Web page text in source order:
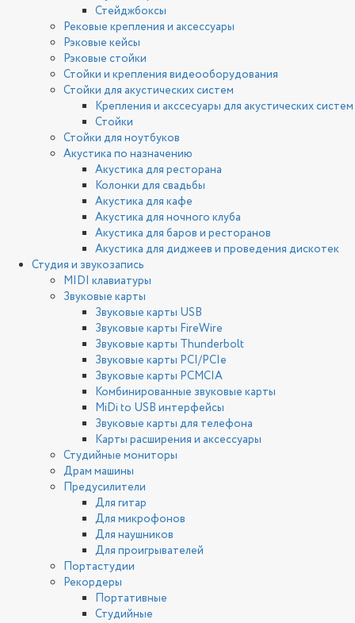
Стейджбоксы
Рековые крепления и аксессуары
Рэковые кейсы
Рэковые стойки
Стойки и крепления видеооборудования
Стойки для акустических систем
Крепления и акссесуары для акустических систем
Стойки
Стойки для ноутбуков
Акустика по назначению
Акустика для ресторана
Колонки для свадьбы
Акустика для кафе
Акустика для ночного клуба
Акустика для баров и ресторанов
Акустика для диджеев и проведения дискотек
Студия и звукозапись
MIDI клавиатуры
Звуковые карты
Звуковые карты USB
Звуковые карты FireWire
Звуковые карты Thunderbolt
Звуковые карты PCI/PCIe
Звуковые карты PCMCIA
Комбинированные звуковые карты
MiDi to USB интерфейсы
Звуковые карты для телефона
Карты расширения и аксессуары
Студийные мониторы
Драм машины
Предусилители
Для гитар
Для микрофонов
Для наушников
Для проигрывателей
Портастудии
Рекордеры
Портативные
Студийные